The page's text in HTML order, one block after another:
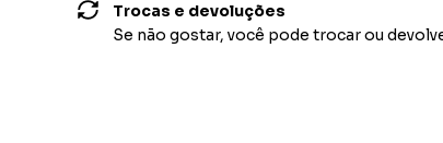
Trocas e devoluções
Se não gostar, você pode trocar ou